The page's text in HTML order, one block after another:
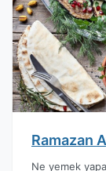
Ramazan
Ne yemek